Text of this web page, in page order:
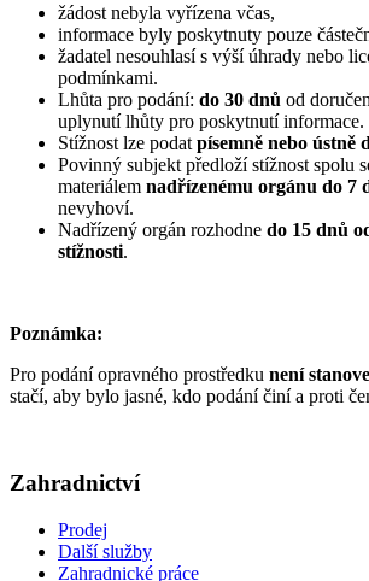
žádost nebyla vyřízena včas,
informace byly poskytnuty pouze
žadatel nesouhlasí s výší úhrady nebo
podmínkami.
Lhůta pro podání: do 30 dnů od
uplynutí lhůty pro poskytnutí informace.
Stížnost lze podat písemně nebo ústně
Povinný subjekt předloží stížnost spolu
materiálem nadřízenému orgánu do 7
nevyhoví.
Nadřízený orgán rozhodne do 15 dnů
stížnosti.
Poznámka:
Pro podání opravného prostředku není
stačí, aby bylo jasné, kdo podání činí a proti
Zahradnictví
Prodej
Další služby
Zahradnické práce